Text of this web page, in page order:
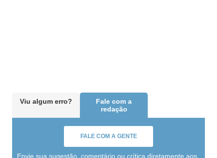
Viu algum erro?
Fale com a
redação
FALE COM A GENTE
Envie sua sugestão, comentário ou crítica diretamente aos